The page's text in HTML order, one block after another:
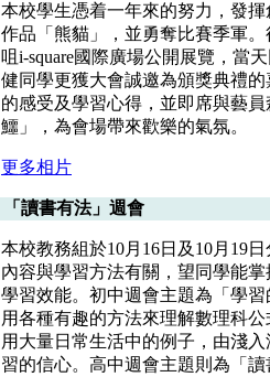
本校學生憑着一年來的努力，發
作品「熊貓」，並勇奪比賽季軍
咀i-square國際廣場公開展覽，當
健同學更獲大會誠邀為頒獎典禮
的感受及學習心得，並即席與藝
鱷」，為會場帶來歡樂的氣氛。
更多相片
「讀書有法」週會
本校教務組於10月16日及10月19
內容與學習方法有關，望同學能
學習效能。初中週會主題為「學
用各種有趣的方法來理解數理科
用大量日常生活中的例子，由淺
習的信心。高中週會主題則為「